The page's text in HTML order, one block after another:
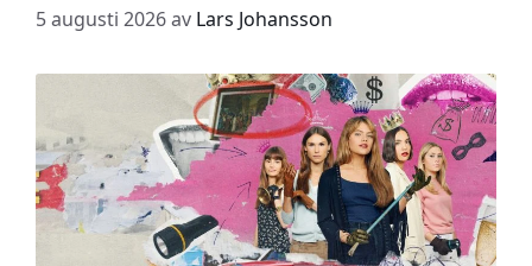
5 augusti 2026av Lars Johansson